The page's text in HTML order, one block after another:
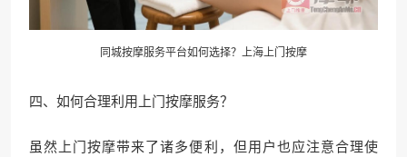
同城按摩服务平台如何选择？ 上海上门按摩
四、如何合理利用上门按摩服务？
虽然上门按摩带来了诸多便利，但用户也应注意合理使